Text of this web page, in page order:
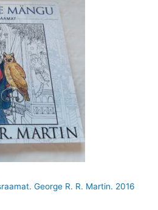
George R. R. Martin. 2016